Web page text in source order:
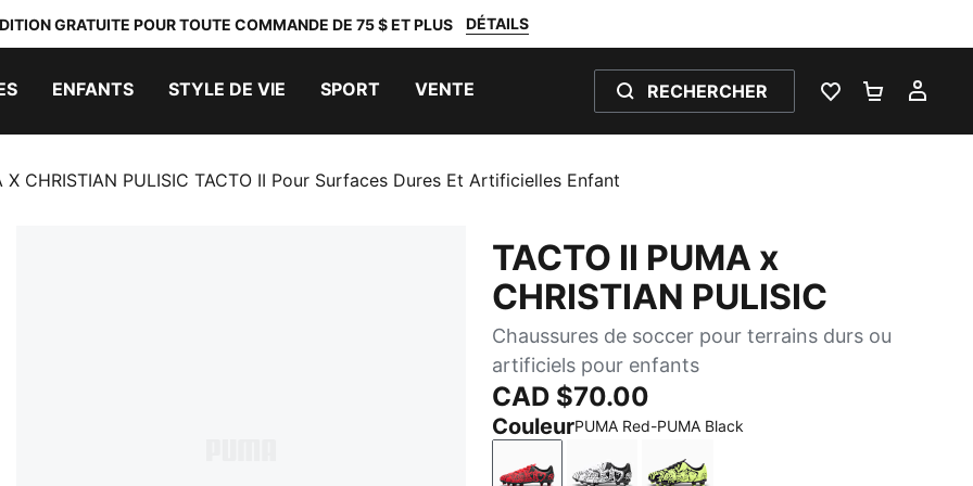
GRATUITE POUR TOUTE COMMANDE DE 75 $ ET PLUS DÉTAILS
ENFANTS STYLE DE VIE SPORT VENTE RECHERCHER
LISTE DEPANIER 0
CHRISTIAN PULISIC TACTO II Pour Surfaces Dures Et Artificielles Enfant
TACTO II PUMA x
CHRISTIAN PULISIC
Chaussures de soccer pour terrains durs ou
artificiels pour enfants
CAD $70.00
CouleurPUMA Red-PUMA Black